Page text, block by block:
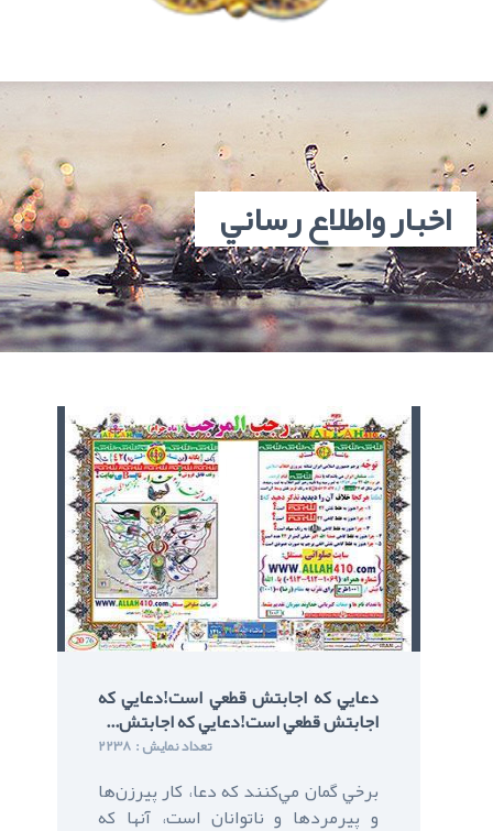
اخبار واطلاع رساني
دعايي که اجابتش قطعي است!دعايي که
اجابتش قطعي است!دعايي که اجابتش...
2238 : تعداد نمایش
برخي گمان مي‌کنند که دعا، کار پيرزن‌ها
و پيرمردها و ناتوانان است، آنها که